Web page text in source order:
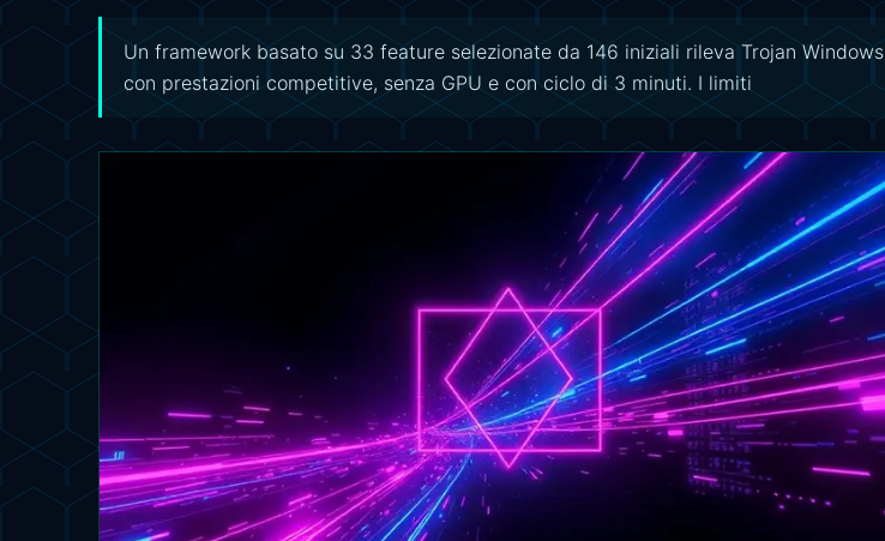
Un framework basato su 33 feature selezionate da 146 iniziali rileva Trojan Windows
con prestazioni competitive, senza GPU e con ciclo di 3 minuti. I limiti